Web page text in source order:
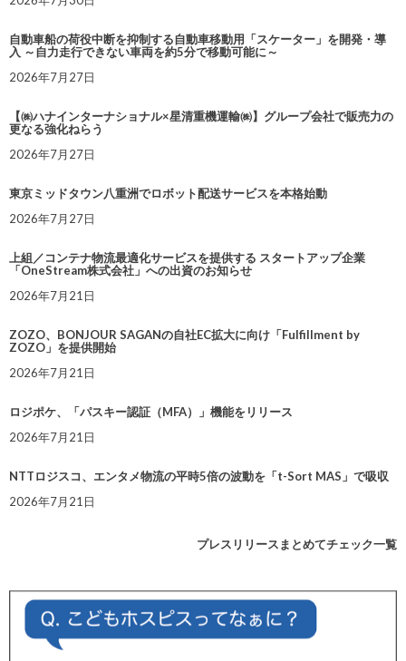
自動車船の荷役中断を抑制する自動車移動用「スケーター」を開発・導
入 ～自力走行できない車両を約5分で移動可能に～
2026年7月27日
【㈱ハナインターナショナル×星清重機運輸㈱】グループ会社で販売力の
更なる強化ねらう
2026年7月27日
東京ミッドタウン八重洲でロボット配送サービスを本格始動
2026年7月27日
上組／コンテナ物流最適化サービスを提供する スタートアップ企業
「OneStream株式会社」への出資のお知らせ
2026年7月21日
ZOZO、BONJOUR SAGANの自社EC拡大に向け「Fulfillment by
ZOZO」を提供開始
2026年7月21日
ロジポケ、「パスキー認証（MFA）」機能をリリース
2026年7月21日
NTTロジスコ、エンタメ物流の平時5倍の波動を「t-Sort MAS」で吸収
2026年7月21日
プレスリリースまとめてチェック一覧